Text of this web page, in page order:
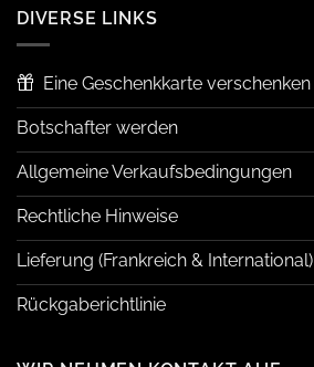
DIVERSE LINKS
Eine Geschenkkarte verschenken
Botschafter werden
Allgemeine Verkaufsbedingungen
Rechtliche Hinweise
Lieferung (Frankreich & International)
Rückgaberichtlinie